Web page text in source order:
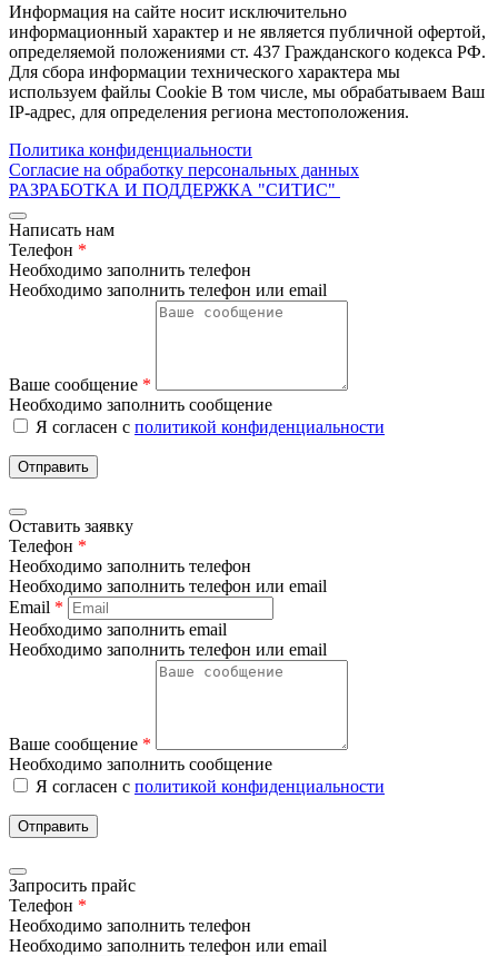
Информация на сайте носит исключительно
информационный характер и не является публичной офертой,
определяемой положениями ст. 437 Гражданского кодекса РФ.
Для сбора информации технического характера мы
используем файлы Cookie В том числе, мы обрабатываем Ваш
IP-адрес, для определения региона местоположения.
Политика конфиденциальности
Согласие на обработку персональных данных
РАЗРАБОТКА И ПОДДЕРЖКА "СИТИС"
Написать нам
Телефон *
Необходимо заполнить телефон
Необходимо заполнить телефон или email
Ваше сообщение *
Необходимо заполнить сообщение
Я согласен с политикой конфиденциальности
Отправить
Оставить заявку
Телефон *
Необходимо заполнить телефон
Необходимо заполнить телефон или email
Email *
Необходимо заполнить email
Необходимо заполнить телефон или email
Ваше сообщение *
Необходимо заполнить сообщение
Я согласен с политикой конфиденциальности
Отправить
Запросить прайс
Телефон *
Необходимо заполнить телефон
Необходимо заполнить телефон или email